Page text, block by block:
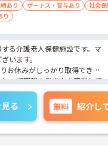
あり
ボーナス・賞与あり
社会
り
る介護老人保健施設です。マ
います。
お休みがしっかり取得できま
って理想の働き方を実現して
頑張りが評価されてしっかり
。賞与は4ヶ月分の支給実績と
面接対策ポイントなど、さら
る 無料 紹介し